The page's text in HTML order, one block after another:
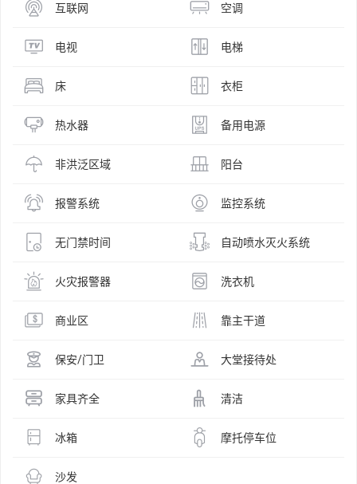
互联网 空调
电视 电梯
床 衣柜
热水器 备用电源
非洪泛区域 阳台
报警系统 监控系统
无门禁时间 自动喷水灭火系统
火灾报警器 洗衣机
商业区 靠主干道
保安/门卫 大堂接待处
家具齐全 清洁
冰箱 摩托停车位
沙发